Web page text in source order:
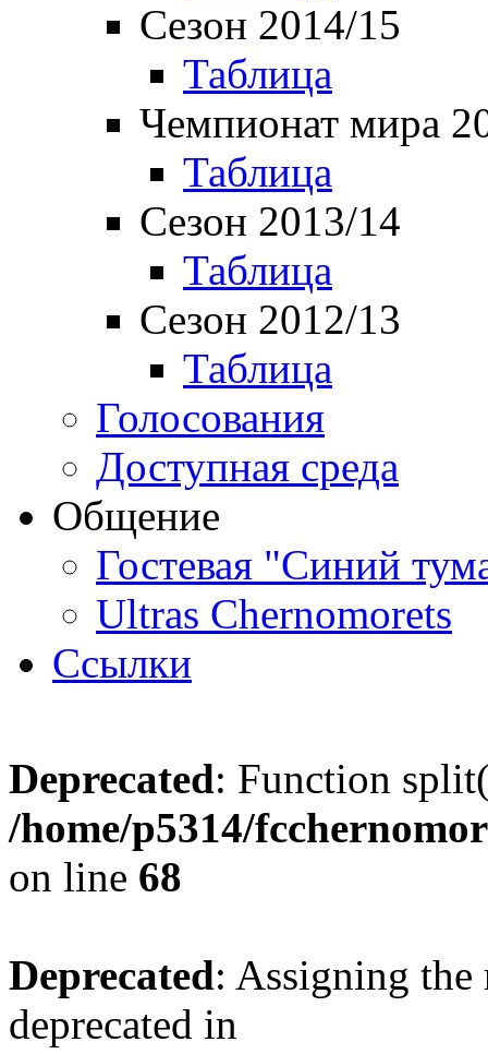
Сезон 2014/15
Таблица
Чемпионат мира
Таблица
Сезон 2013/14
Таблица
Сезон 2012/13
Таблица
Голосования
Доступная среда
Общение
Гостевая "Синий
Ultras Chernomorets
Ссылки
Deprecated: Function
/home/p5314/
on line 68
Deprecated: Assigning the
deprecated in